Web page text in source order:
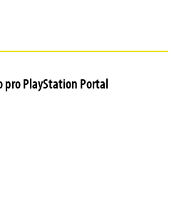
pro PlayStation Portal